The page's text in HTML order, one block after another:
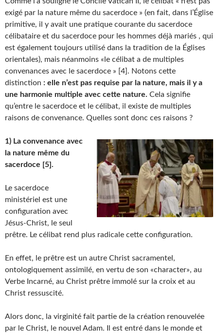
exigé par la nature même du sacerdoce » (en fait, dans l’Église
primitive, il y avait une pratique courante du sacerdoce
célibataire et du sacerdoce pour les hommes déjà mariés , qui
est également toujours utilisé dans la tradition de la Églises
orientales), mais néanmoins «le célibat a de multiples
convenances avec le sacerdoce » [4]. Notons cette
distinction : elle n’est pas requise par la nature, mais il y a
une harmonie multiple avec cette nature. Cela signifie
qu’entre le sacerdoce et le célibat, il existe de multiples
raisons de convenance. Quelles sont donc ces raisons ?
1) La convenance avec
la nature même du
sacerdoce [5].
Le sacerdoce
ministériel est une
configuration avec
Jésus-Christ, le seul
prêtre. Le célibat rend plus radicale cette configuration.
En effet, le prêtre est un autre Christ sacramentel,
ontologiquement assimilé, en vertu de son «character», au
Verbe Incarné, au Christ prêtre immolé sur la croix et au
Christ ressuscité.
Alors donc, la virginité fait partie de la création renouvelée
par le Christ, le nouvel Adam. Il est entré dans le monde et